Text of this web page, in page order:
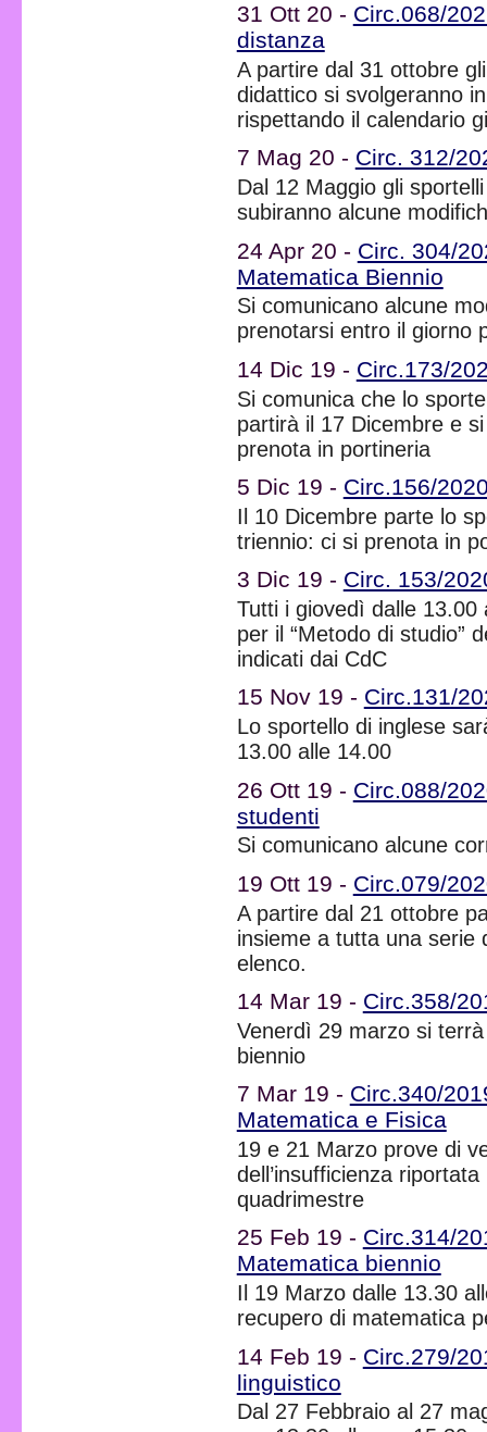
31 Ott 20 - Circ.068/
distanza
A partire dal 31 ottobre
didattico si svolgeranno
rispettando il calendario
7 Mag 20 - Circ. 312/
Dal 12 Maggio gli
subiranno alcune
24 Apr 20 - Circ. 304/
Matematica Biennio
Si comunicano alcune
prenotarsi entro il giorno
14 Dic 19 - Circ.173/
Si comunica che lo
partirà il 17 Dicembre e
prenota in portineria
5 Dic 19 - Circ.156/
Il 10 Dicembre parte lo
triennio: ci si prenota in
3 Dic 19 - Circ. 153/
Tutti i giovedì dalle 13.00
per il “Metodo di studio”
indicati dai CdC
15 Nov 19 - Circ.131/
Lo sportello di inglese
13.00 alle 14.00
26 Ott 19 - Circ.088/
studenti
Si comunicano alcune
19 Ott 19 - Circ.079/
A partire dal 21 ottobre
insieme a tutta una serie
elenco.
14 Mar 19 - Circ.358/
Venerdì 29 marzo si
biennio
7 Mar 19 - Circ.340/
Matematica e Fisica
19 e 21 Marzo prove di
dell’insufficienza
quadrimestre
25 Feb 19 - Circ.314/
Matematica biennio
Il 19 Marzo dalle 13.30
recupero di matematica
14 Feb 19 - Circ.279/
linguistico
Dal 27 Febbraio al 27